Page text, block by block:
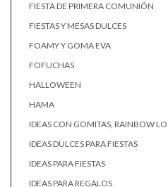
FIESTA DE PRIMERA COMUNIÓN
FIESTAS Y MESAS DULCES
FOAMY Y GOMA EVA
FOFUCHAS
HALLOWEEN
HAMA
IDEAS CON GOMITAS, RAINBOW
IDEAS DULCES PARA FIESTAS
IDEAS PARA FIESTAS
IDEAS PARA REGALOS